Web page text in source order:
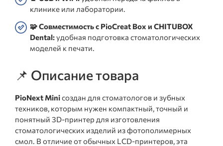
клинике или лаборатории.
🧩 Совместимость с PioCreat Box и CHITUBOX
Dental:удобная подготовка стоматологических
моделей к печати.
📌 Описание товара
PioNext Miniсоздан для стоматологов и зубных
техников, которым нужен компактный, точный и
понятный 3D-принтер для изготовления
стоматологических изделий из фотополимерных
смол. В отличие от обычных LCD-принтеров, эта